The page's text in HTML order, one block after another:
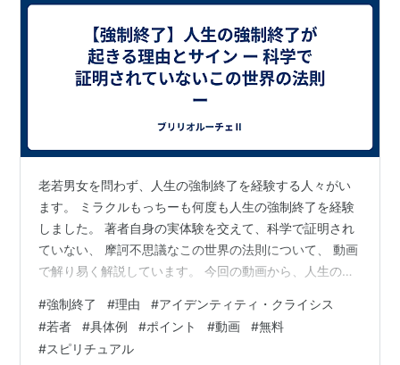
老若男女を問わず、人生の強制終了を経験する人々がい
ます。 ミラクルもっちーも何度も人生の強制終了を経験
しました。 著者自身の実体験を交えて、科学で証明され
ていない、 摩訶不思議なこの世界の法則について、 動画
で解り易く解説しています。 今回の動画から、人生の強
しても配信します。 一人でも多くの、人生の路に迷った
人々の、 良き道しるべとなる様に製作しました。 是非最
後までご覧下さい。 【関連動画】 最期までご覧頂きまし
#強制終了 #理由 #アイデンティティ・クライシス
#若者 #具体例 #ポイント #動画 #無料
#スピリチュアル